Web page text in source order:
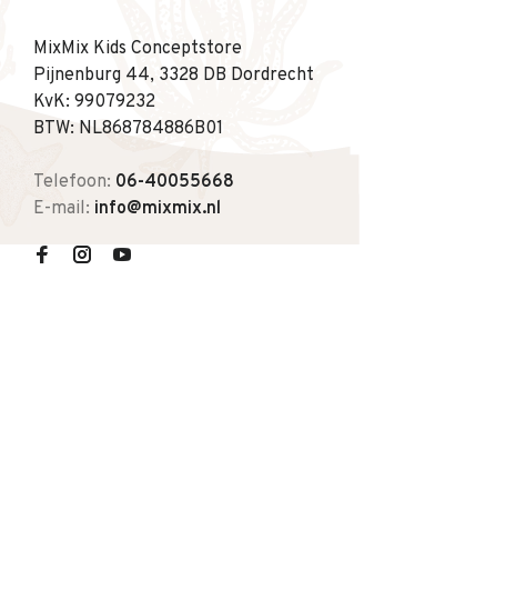
MixMix Kids Conceptstore
Pijnenburg 44, 3328 DB Dordrecht
KvK: 99079232
BTW: NL868784886B01
Telefoon: 06-40055668
E-mail: info@mixmix.nl